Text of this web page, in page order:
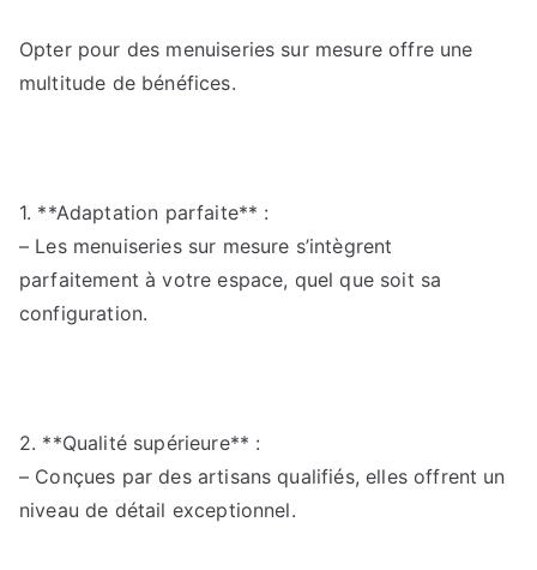
Opter pour des menuiseries sur mesure offre une
multitude de bénéfices.
1. **Adaptation parfaite** :
– Les menuiseries sur mesure s’intègrent
parfaitement à votre espace, quel que soit sa
configuration.
2. **Qualité supérieure** :
– Conçues par des artisans qualifiés, elles offrent un
niveau de détail exceptionnel.